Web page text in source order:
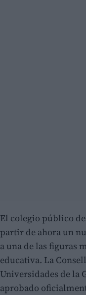
El colegio público
partir de ahora un
a una de las figuras
educativa. La
Universidades de la
aprobado